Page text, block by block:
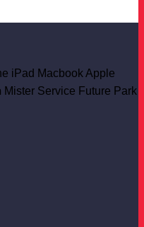
iPad Macbook Apple
Service Future Park